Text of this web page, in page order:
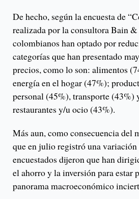
De hecho, según la encuesta de
realizada por la consultora Bain
colombianos han optado por
categorías que han presentado
precios, como lo son: alimentos
energía en el hogar (47%);
personal (45%), transporte (43%)
restaurantes y/u ocio (43%).
Más aun, como consecuencia del
que en julio registró una
encuestados dijeron que han
el ahorro y la inversión para estar
panorama macroeconómico